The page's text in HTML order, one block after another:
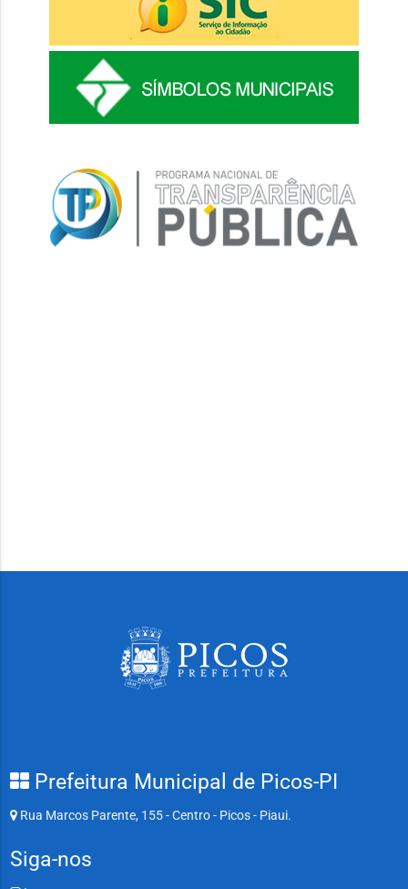
Prefeitura Municipal de Picos-PI
Rua Marcos Parente, 155 - Centro - Picos - Piaui.
Siga-nos